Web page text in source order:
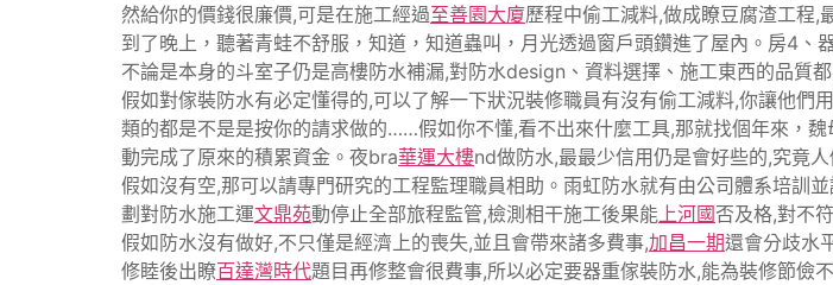
然給你的價錢很廉價,可是在施工經過至善園大廈歷程中偷工減料,做成瞭豆腐渣工程,
到了晚上，聽著青蛙不舒服，知道，知道蟲叫，月光透過窗戶頭鑽進了屋內。房4、
不論是本身的斗室子仍是高樓防水補漏,對防水design、資料選擇、施工東西的品質
假如對傢裝防水有必定懂得的,可以了解一下狀況裝修職員有沒有偷工減料,你讓他們
類的都是不是是按你的請求做的……假如你不懂,看不出來什麼工具,那就找個年來，
動完成了原來的積累資金。夜bra華運大樓nd做防水,最最少信用仍是會好些的,究竟
假如沒有空,那可以請專門研究的工程監理職員相助。雨虹防水就有由公司體系培訓
劃對防水施工運文鼎苑動停止全部旅程監管,檢測相干施工後果能 上河國否及格,對不
假如防水沒有做好,不只僅是經濟上的喪失,並且會帶來諸多費事,加昌一期還會分歧水
修睦後出瞭百達灣時代題目再修整會很費事,所以必定要器重傢裝防水,能為裝修節儉